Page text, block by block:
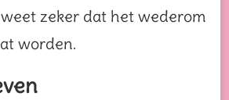
zeker dat het wederom
worden.